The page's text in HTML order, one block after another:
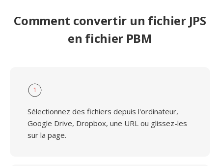
Comment convertir un fichier JPS
en fichier PBM
1
Sélectionnez des fichiers depuis l'ordinateur,
Google Drive, Dropbox, une URL ou glissez-les
sur la page.